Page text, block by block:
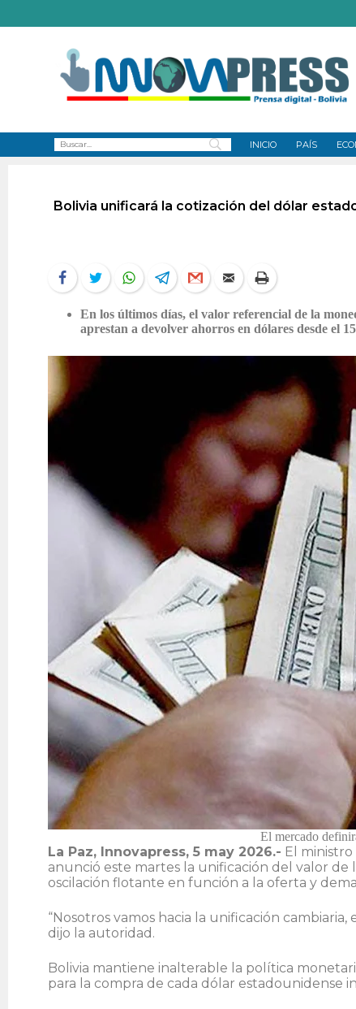
INICIO PAÍS
Bolivia unificará la cotización del dólar
En los últimos días, el valor referencial de la
aprestan a devolver ahorros en dólares desde el
El mercado
La Paz, Innovapress, 5 may 2026.- El ministro
anunció este martes la unificación del valor
oscilación flotante en función a la oferta y
“Nosotros vamos hacia la unificación
dijo la autoridad.
Bolivia mantiene inalterable la política
para la compra de cada dólar estadounidense